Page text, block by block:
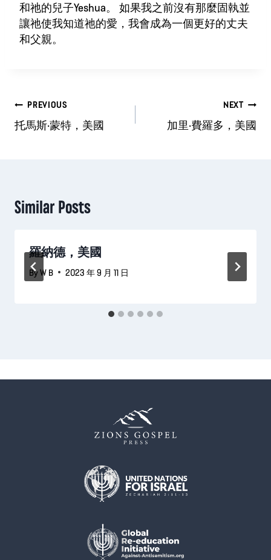
和祂的兒子Yeshua。 如果我之前沒有那麼固執並
讓祂使我知道祂的愛，我會成為一個更好的丈夫
和父親。
文
章
PREVIOUS
托馬斯·蒙特，美國
NEXT
加里·費羅多，美國
Similar Posts
羅納德，美國
ByW B 2023 年 9 月 11 日